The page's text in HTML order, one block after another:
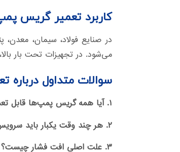
کاربرد تعمیر گریس
در صنایع فولاد، سیمان،
می‌شود. در تجهیزات تحت بار
سوالات متداول
۱. آیا همه گریس پمپ‌ها قابل تعمیر هستند؟
۲. هر چند وقت یکبار باید سرویس انجام شود؟
۳. علت اصلی افت فشار چیست؟